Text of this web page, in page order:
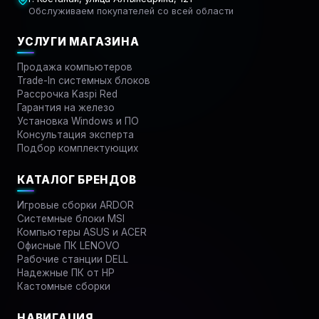
Обслуживаем покупателей со всей области
УСЛУГИ МАГАЗИНА
Продажа компьютеров
Trade-In системных блоков
Рассрочка Kaspi Red
Гарантия на железо
Установка Windows и ПО
Консультация эксперта
Подбор комплектующих
КАТАЛОГ БРЕНДОВ
Игровые сборки ARDOR
Системные блоки MSI
Компьютеры ASUS и ACER
Офисные ПК LENOVO
Рабочие станции DELL
Надежные ПК от HP
Кастомные сборки